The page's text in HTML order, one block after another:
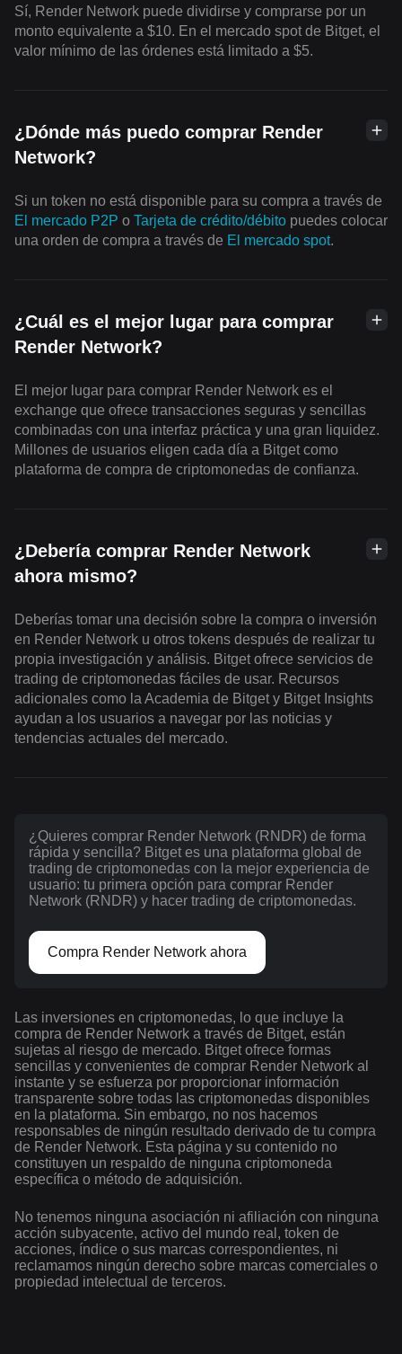
Sí, Render Network puede dividirse y comprarse por un
monto equivalente a $10. En el mercado spot de Bitget, el
valor mínimo de las órdenes está limitado a $5.
¿Dónde más puedo comprar Render
Network?
Si un token no está disponible para su compra a través de
El mercado P2P o Tarjeta de crédito/débito puedes colocar
una orden de compra a través de El mercado spot.
¿Cuál es el mejor lugar para comprar
Render Network?
El mejor lugar para comprar Render Network es el
exchange que ofrece transacciones seguras y sencillas
combinadas con una interfaz práctica y una gran liquidez.
Millones de usuarios eligen cada día a Bitget como
plataforma de compra de criptomonedas de confianza.
¿Debería comprar Render Network
ahora mismo?
Deberías tomar una decisión sobre la compra o inversión
en Render Network u otros tokens después de realizar tu
propia investigación y análisis. Bitget ofrece servicios de
trading de criptomonedas fáciles de usar. Recursos
adicionales como la Academia de Bitget y Bitget Insights
ayudan a los usuarios a navegar por las noticias y
tendencias actuales del mercado.
¿Quieres comprar Render Network (RNDR) de forma
rápida y sencilla? Bitget es una plataforma global de
trading de criptomonedas con la mejor experiencia de
usuario: tu primera opción para comprar Render
Network (RNDR) y hacer trading de criptomonedas.
Compra Render Network ahora
Las inversiones en criptomonedas, lo que incluye la
compra de Render Network a través de Bitget, están
sujetas al riesgo de mercado. Bitget ofrece formas
sencillas y convenientes de comprar Render Network al
instante y se esfuerza por proporcionar información
transparente sobre todas las criptomonedas disponibles
en la plataforma. Sin embargo, no nos hacemos
responsables de ningún resultado derivado de tu compra
de Render Network. Esta página y su contenido no
constituyen un respaldo de ninguna criptomoneda
específica o método de adquisición.
No tenemos ninguna asociación ni afiliación con ninguna
acción subyacente, activo del mundo real, token de
acciones, índice o sus marcas correspondientes, ni
reclamamos ningún derecho sobre marcas comerciales o
propiedad intelectual de terceros.